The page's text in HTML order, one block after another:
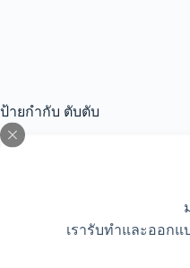
เรารับทำและออก
ป้ายกำกับ ตับตับ
ตับทำหน้าที่อะไร มาดูกัน